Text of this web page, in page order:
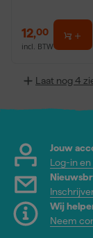
12,00
incl. BTW
Laat nog 4
Jouw
Log-in
Wij
Neem